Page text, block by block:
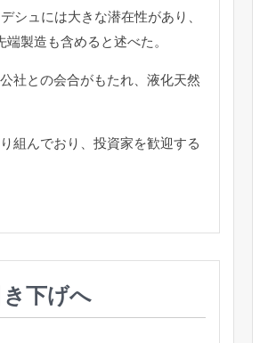
シュには大きな潜在性があり、
端製造も含めると述べた。
社との会合がもたれ、液化天然
組んでおり、 投資家を歓迎する
下げへ